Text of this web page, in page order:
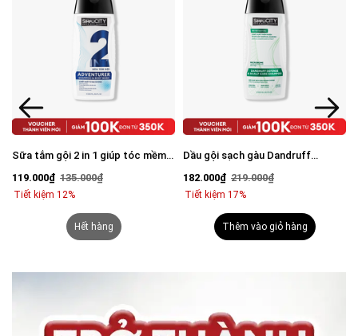
Sữa tắm gội 2 in 1 giúp tóc mềm
119.000₫ 135.000₫
Tiết kiệm 12%
Hết hàng
Dầu gội sạch gàu Dandruff
250ml
182.000₫ 219.000₫
Tiết kiệm 17%
Thêm vào giỏ hàng